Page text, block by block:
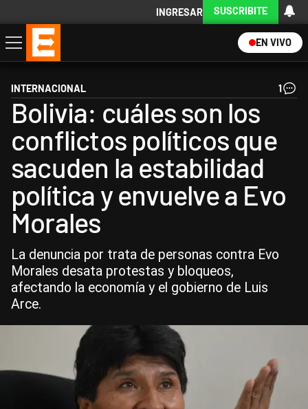
INGRESAR SUSCRIBITE
EN VIVO
Economía
Política
Internacional
Actualidad
Descargá la App
INTERNACIONAL 1
Bolivia: cuáles son los
conflictos políticos que
sacuden la estabilidad
política y envuelve a Evo
Morales
La denuncia por trata de personas contra Evo
Morales desata protestas y bloqueos,
afectando la economía y el gobierno de Luis
Arce.